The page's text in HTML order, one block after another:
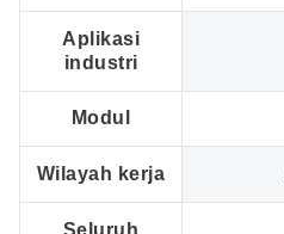
Aplikasi
industri
Modul
Wilayah kerja
Seluruh